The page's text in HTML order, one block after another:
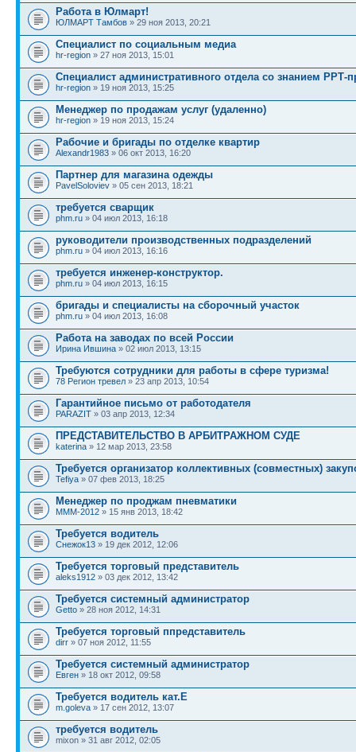
Работа в Юлмарт!
ЮЛМАРТ Тамбов » 29 ноя 2013, 20:21
Специалист по социальным медиа
hr-region » 27 ноя 2013, 15:01
Специалист административного отдела со знанием РРТ-
hr-region » 19 ноя 2013, 15:25
Менеджер по продажам услуг (удаленно)
hr-region » 19 ноя 2013, 15:24
Рабочие и бригады по отделке квартир
Alexandr1983 » 06 окт 2013, 16:20
Партнер для магазина одежды
PavelSoloviev » 05 сен 2013, 18:21
требуется сварщик
phm.ru » 04 июл 2013, 16:18
руководители производственных подразделений
phm.ru » 04 июл 2013, 16:16
требуется инженер-конструктор.
phm.ru » 04 июл 2013, 16:15
бригады и специалисты на сборочный участок
phm.ru » 04 июл 2013, 16:08
Работа на заводах по всей России
Ирина Ившина » 02 июл 2013, 13:15
Требуются сотрудники для работы в сфере туризма!
78 Регион тревел » 23 апр 2013, 10:54
Гарантийное письмо от работодателя
PARAZIT » 03 апр 2013, 12:34
ПРЕДСТАВИТЕЛЬСТВО В АРБИТРАЖНОМ СУДЕ
katerina » 12 мар 2013, 23:58
Требуется организатор коллективных (совместных)
Tefiya » 07 фев 2013, 18:25
Менеджер по проджам пневматики
MMM-2012 » 15 янв 2013, 18:42
Требуется водитель
Снежок13 » 19 дек 2012, 12:06
Требуется торговый представитель
aleks1912 » 03 дек 2012, 13:42
Требуется системный администратор
Getto » 28 ноя 2012, 14:31
Требуется торговый ппредставитель
dirr » 07 ноя 2012, 11:55
Требуется системный администратор
Евген » 18 окт 2012, 09:58
Требуется водитель кат.Е
m.goleva » 17 сен 2012, 13:07
требуется водитель
mixon » 31 авг 2012, 02:05